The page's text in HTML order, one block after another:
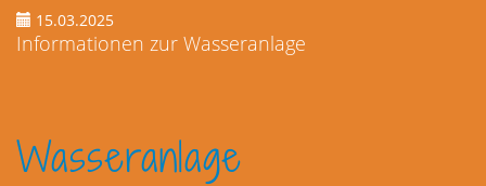
15.03.2025
Informationen zur Wasseranlage
Wasseranlage